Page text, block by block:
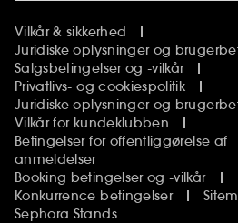
Vilkår & sikkerhed
Juridiske oplysninger og
Salgsbetingelser og -vilkår
Privatlivs- og cookiespolitik
Juridiske oplysninger og
Vilkår for kundeklubben
Betingelser for offentliggørelse af
anmeldelser
Booking betingelser og -vilkår
Konkurrence betingelser
Sephora Stands